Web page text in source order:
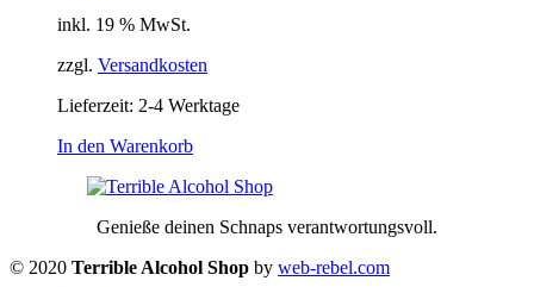
inkl. 19 % MwSt.
zzgl. Versandkosten
Lieferzeit: 2-4 Werktage
In den Warenkorb
Genieße deinen Schnaps verantwortungsvoll.
© 2020 Terrible Alcohol Shop by web-rebel.com